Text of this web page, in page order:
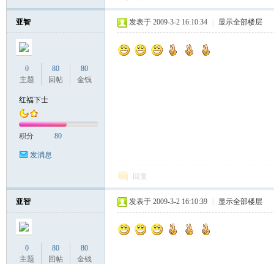
亚智
0
主题
80
回帖
80
金钱
红福下士
积分 80
发消息
发表于 2009-3-2 16:10:34 显示全部楼层
回复
亚智
0
主题
80
回帖
80
金钱
发表于 2009-3-2 16:10:39 显示全部楼层